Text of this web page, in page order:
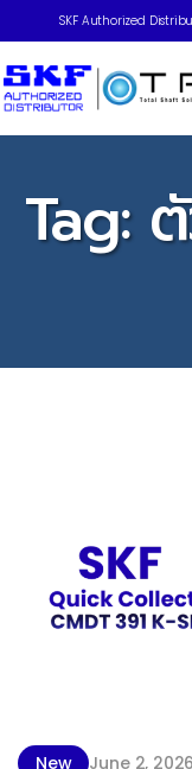
SKF Authorized
Tag:
New June 2, 2026